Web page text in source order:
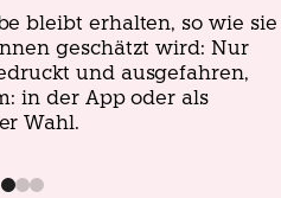
bleibt erhalten, so wie sie
geschätzt wird: Nur
und ausgefahren,
in der App oder als
Wahl.